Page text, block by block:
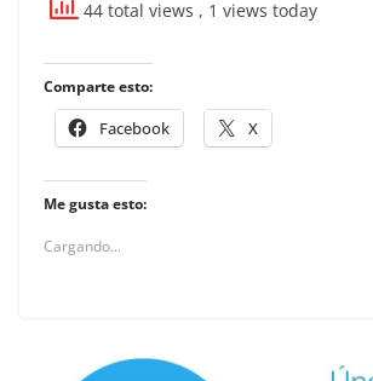
44 total views , 1 views today
Comparte esto:
Facebook X
Me gusta esto:
Cargando...